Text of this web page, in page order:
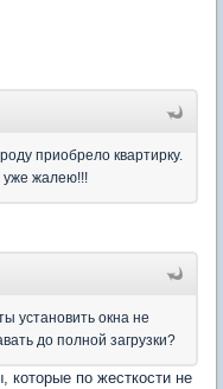
приобрело квартирку.
уже жалею!!!
установить окна не
до полной загрузки?
которые по жесткости не